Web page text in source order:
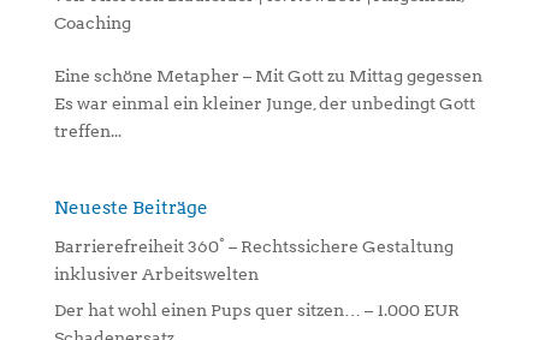
Coaching
Eine schöne Metapher – Mit Gott zu Mittag gegessen
Es war einmal ein kleiner Junge, der unbedingt Gott
treffen...
Neueste Beiträge
Barrierefreiheit 360° – Rechtssichere Gestaltung
inklusiver Arbeitswelten
Der hat wohl einen Pups quer sitzen… – 1.000 EUR